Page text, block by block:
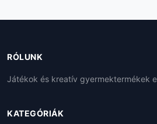
RÓLUNK
Játékok és kreatív gyermektermékek
KATEGÓRIÁK